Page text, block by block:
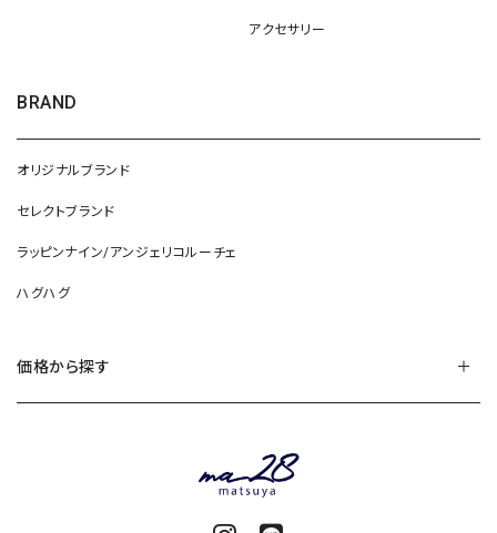
アクセサリー
BRAND
オリジナルブランド
セレクトブランド
ラッピンナイン/アンジェリコルーチェ
ハグハグ
価格から探す